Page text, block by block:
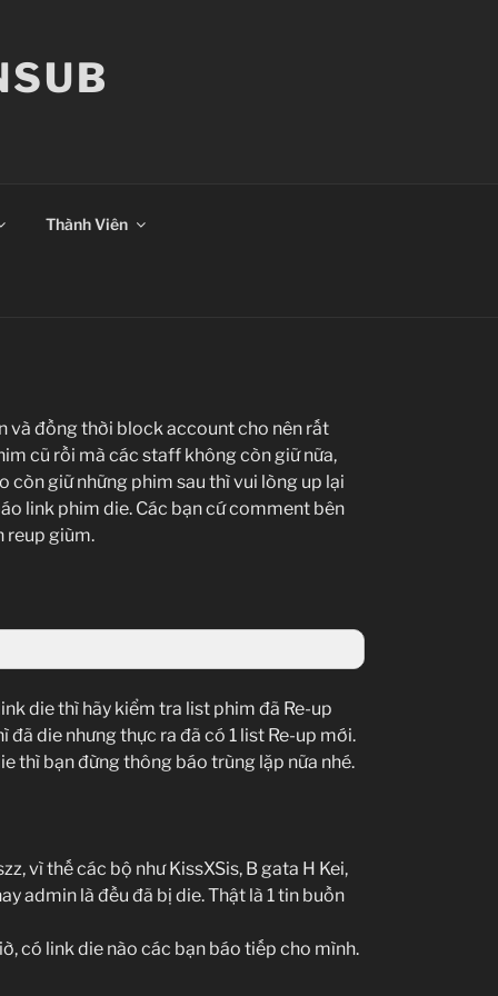
Thành Viên
và đồng thời block account cho nên rất
cũ rồi mà các staff không còn giữ nữa,
còn giữ những phim sau thì vui lòng up lại
link phim die. Các bạn cứ comment bên
reup giùm.
die thì hãy kiểm tra list phim đã Re-up
die nhưng thực ra đã có 1 list Re-up mới.
thì bạn đừng thông báo trùng lặp nữa nhé.
vì thế các bộ như KissXSis, B gata H Kei,
admin là đều đã bị die. Thật là 1 tin buồn
có link die nào các bạn báo tiếp cho mình.